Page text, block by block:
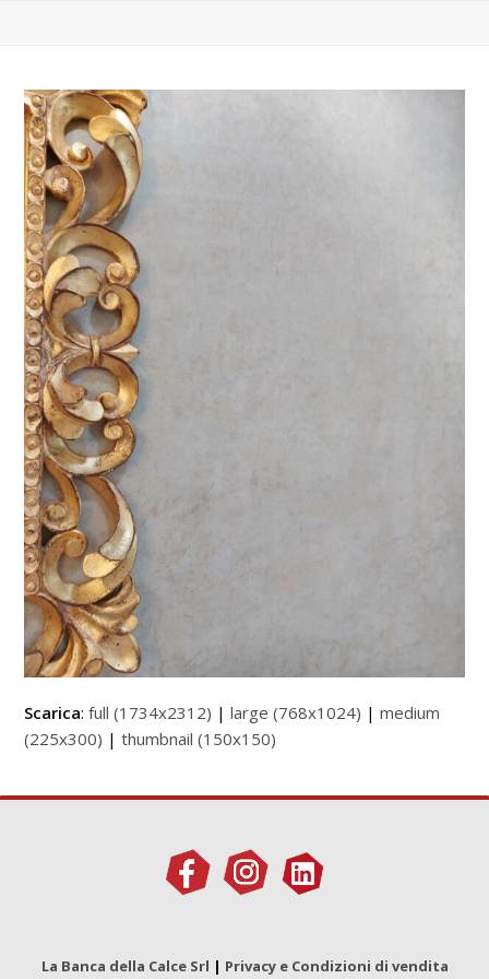
Scarica:full (1734x2312) |large (768x1024) |medium
(225x300) |thumbnail (150x150)
La Banca della Calce Srl | Privacy e Condizioni di vendita